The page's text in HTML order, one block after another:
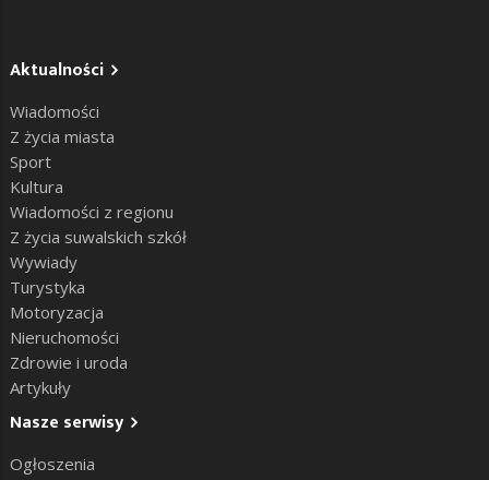
Aktualności
Wiadomości
Z życia miasta
Sport
Kultura
Wiadomości z regionu
Z życia suwalskich szkół
Wywiady
Turystyka
Motoryzacja
Nieruchomości
Zdrowie i uroda
Artykuły
Nasze serwisy
Ogłoszenia